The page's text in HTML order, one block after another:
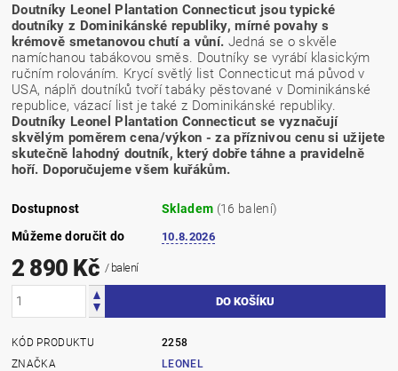
Doutníky Leonel Plantation Connecticut jsou typické
doutníky z Dominikánské republiky, mírné povahy s
krémově smetanovou chutí a vůní. Jedná se o skvěle
namíchanou tabákovou směs. Doutníky se vyrábí klasickým
ručním rolováním. Krycí světlý list Connecticut má původ v
USA, náplň doutníků tvoří tabáky pěstované v Dominikánské
republice, vázací list je také z Dominikánské republiky.
Doutníky Leonel Plantation Connecticut se vyznačují
skvělým poměrem cena/výkon - za příznivou cenu si užijete
skutečně lahodný doutník, který dobře táhne a pravidelně
hoří. Doporučujeme všem kuřákům.
Dostupnost Skladem (16 balení)
Můžeme doručit do
10.8.2026
2 890 Kč / balení
KÓD PRODUKTU
2258
ZNAČKA
LEONEL